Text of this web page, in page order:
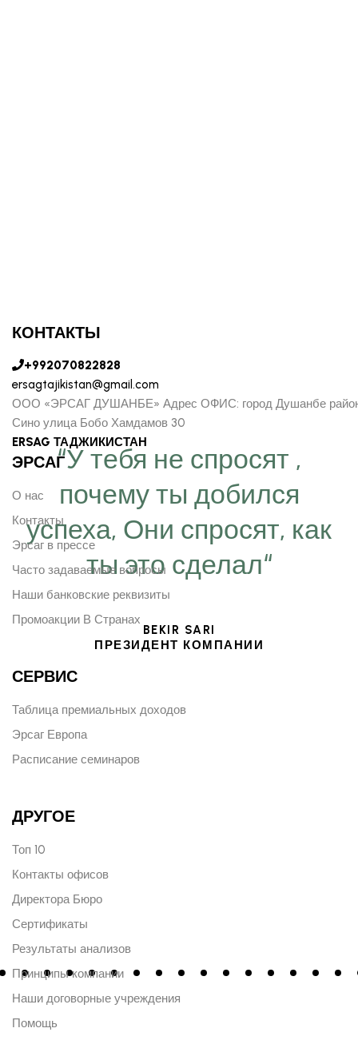
“У тебя не спросят ,
почему ты добился
успеха, Они спросят, как
ты это сделал“
BEKIR SARI
ПРЕЗИДЕНТ КОМПАНИИ
КОНТАКТЫ
+992070822828
ersagtajikistan@gmail.com
ООО «ЭРСАГ ДУШАНБЕ» Адрес ОФИС: город Душанбе
Сино улица Бобо Хамдамов 30
ERSAG ТАДЖИКИСТАН
ЭРСАГ
О нас
Контакты
Эрсаг в прессе
Часто задаваемые вопросы
Наши банковские реквизиты
Промоакции В Странах
СЕРВИС
Таблица премиальных доходов
Эрсаг Европа
Расписание семинаров
ДРУГОЕ
Топ 10
Контакты офисов
Директора Бюро
Сертификаты
Результаты анализов
Принципы компании
Наши договорные учреждения
Помощь